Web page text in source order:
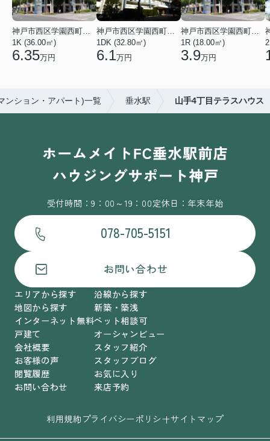
神戸市西区学園西町４丁目
1K (36.00㎡)
6.35万円
神戸市西区学園西町７丁目
1DK (32.80㎡)
6.1万円
神戸市西区学園西町４丁目
1R (18.00㎡)
3.9万円
ンション・アパート)一覧 垂水駅 山手4丁目テラスハウス
受付時間：9：00～19：00定休日：年末年始
078-705-5151
お問い合わせ
エリアから探す
地図から探す
インターネット無料
戸建て
会社概要
お客様の声
閲覧履歴
お問い合わせ
沿線から探す
新築・築浅
ペット相談可
オーシャンビュー
スタッフ紹介
スタッフブログ
お気に入り
来店予約
利用規約プライバシーポリシーサイトマップ